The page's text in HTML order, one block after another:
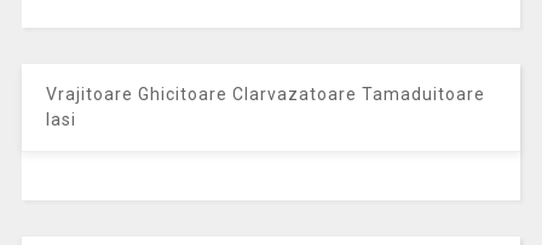
Vrajitoare Ghicitoare Clarvazatoare Tamaduitoare
Iasi